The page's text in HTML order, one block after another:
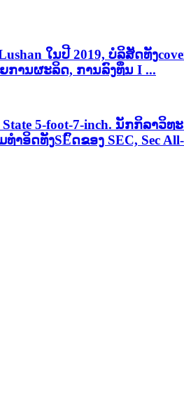
ໃນປີ 2019, ບໍລິສັດທັງ
ການຜະລິດ, ການລົງທຶນ I ...
5-foot-7-inch. ນັກກິລາວິທ
ອິດທັງSEົດຂອງ SEC, Sec All-